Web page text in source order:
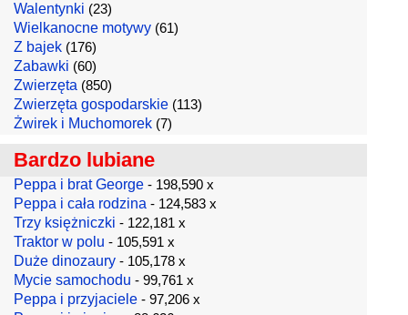
Walentynki (23)
Wielkanocne motywy (61)
Z bajek (176)
Zabawki (60)
Zwierzęta (850)
Zwierzęta gospodarskie (113)
Żwirek i Muchomorek (7)
Bardzo lubiane
Peppa i brat George - 198,590 x
Peppa i cała rodzina - 124,583 x
Trzy księżniczki - 122,181 x
Traktor w polu - 105,591 x
Duże dinozaury - 105,178 x
Mycie samochodu - 99,761 x
Peppa i przyjaciele - 97,206 x